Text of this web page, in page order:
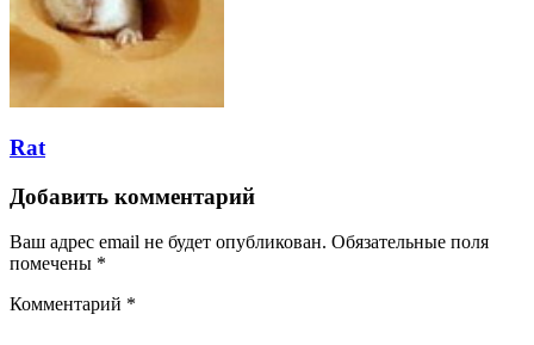
Rat
Добавить комментарий
Ваш адрес email не будет опубликован. Обязательные поля
помечены *
Комментарий *